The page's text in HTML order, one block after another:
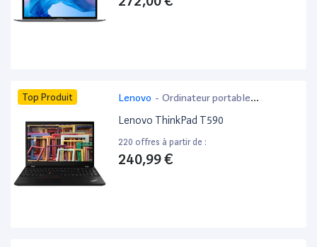
Top Produit Lenovo - Ordinateur portable
bureautique
Lenovo ThinkPad T590
220 offres à partir de :
240,99 €